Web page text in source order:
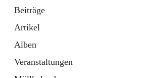
Beiträge
Artikel
Alben
Veranstaltungen
18 Schnellzugriffe
Gemeindeservice